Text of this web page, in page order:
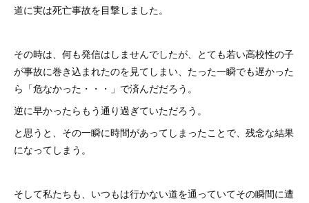
道に実は死亡事故を目撃しました。
その時は、何も発信はしませんでしたが、とても若い高校性の子
が事故に巻き込まれたのを見てしまい、たった一瞬でも遅かった
ら「危なかった・・・」で済んだだろう。
逆に早かったらもう通り過ぎていただろう。
と思うと、その一瞬に時間があってしまったことで、残念な結果
になってしまう。
そして私たちも、いつもは行かない道を通っていてその瞬間に遭